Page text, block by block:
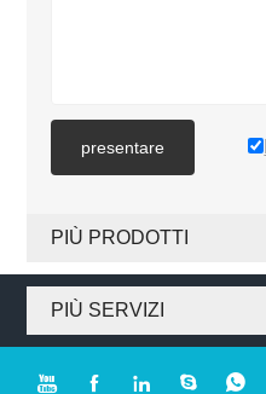
presentare
PIÙ PRODOTTI
PIÙ SERVIZI
    